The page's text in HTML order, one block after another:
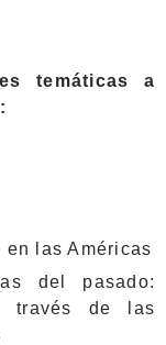
temáticas a
las Américas
del pasado:
través de las